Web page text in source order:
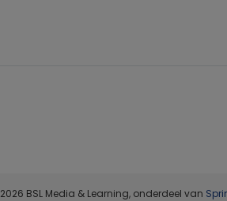
2026 BSL Media & Learning, onderdeel van